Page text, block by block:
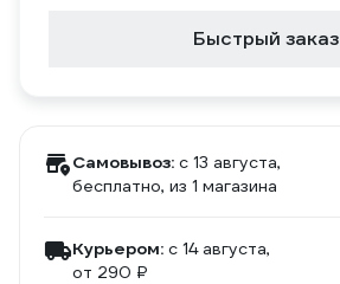
Быстрый заказ
Самовывоз: c 13 августа,
бесплатно, из 1 магазина
Курьером: c 14 августа,
от 290 ₽